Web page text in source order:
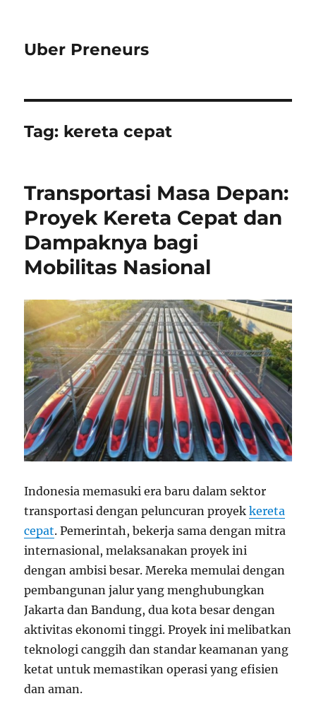
Uber Preneurs
Tag: kereta cepat
Transportasi Masa Depan:
Proyek Kereta Cepat dan
Dampaknya bagi
Mobilitas Nasional
Indonesia memasuki era baru dalam sektor
transportasi dengan peluncuran proyekkereta
cepat. Pemerintah, bekerja sama dengan mitra
internasional, melaksanakan proyek ini
dengan ambisi besar. Mereka memulai dengan
pembangunan jalur yang menghubungkan
Jakarta dan Bandung, dua kota besar dengan
aktivitas ekonomi tinggi. Proyek ini melibatkan
teknologi canggih dan standar keamanan yang
ketat untuk memastikan operasi yang efisien
dan aman.